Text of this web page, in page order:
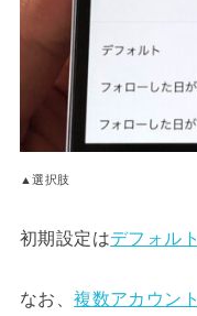
▲選択肢
初期設定はデフォルト
なお、複数アカウント